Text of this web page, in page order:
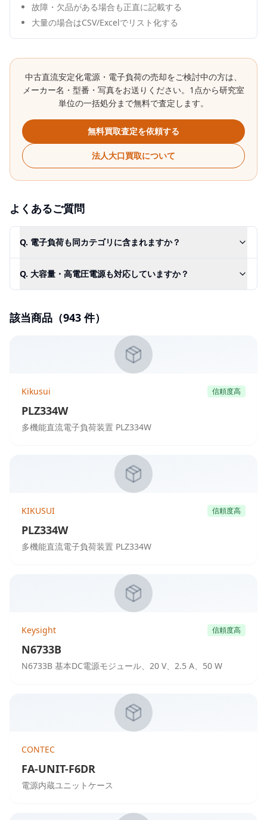
故障・欠品がある場合も正直に記載する
大量の場合はCSV/Excelでリスト化する
中古直流安定化電源・電子負荷の売却をご検討中の方は、
メーカー名・型番・写真をお送りください。1点から研究室
単位の一括処分まで無料で査定します。
無料買取査定を依頼する
法人大口買取について
よくあるご質問
Q. 電子負荷も同カテゴリに含まれますか？
Q. 大容量・高電圧電源も対応していますか？
該当商品（943 件）
Kikusui 信頼度高
PLZ334W
多機能直流電子負荷装置 PLZ334W
KIKUSUI 信頼度高
PLZ334W
多機能直流電子負荷装置 PLZ334W
Keysight 信頼度高
N6733B
N6733B 基本DC電源モジュール、20 V、2.5 A、50 W
CONTEC
FA-UNIT-F6DR
電源内蔵ユニットケース